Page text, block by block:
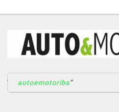
autoemotoribs